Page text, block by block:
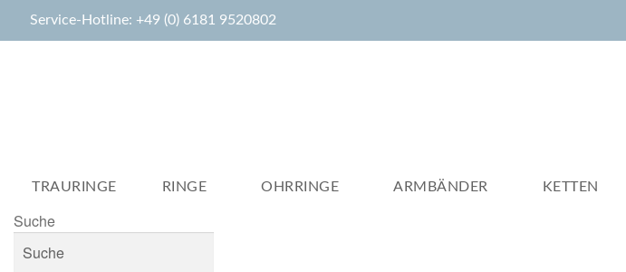
Service-Hotline: +49 (0) 6181 9520802
TRAURINGE RINGE OHRRINGE ARMBÄNDER KETTEN
Suche